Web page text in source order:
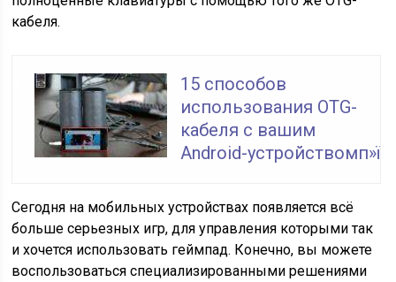
кабеля.
15 способов
использования OTG-
кабеля с вашим
Android-устройствомп»ї
Сегодня на мобильных устройствах появляется всё
больше серьезных игр, для управления которыми так
и хочется использовать геймпад. Конечно, вы можете
воспользоваться специализированными решениями